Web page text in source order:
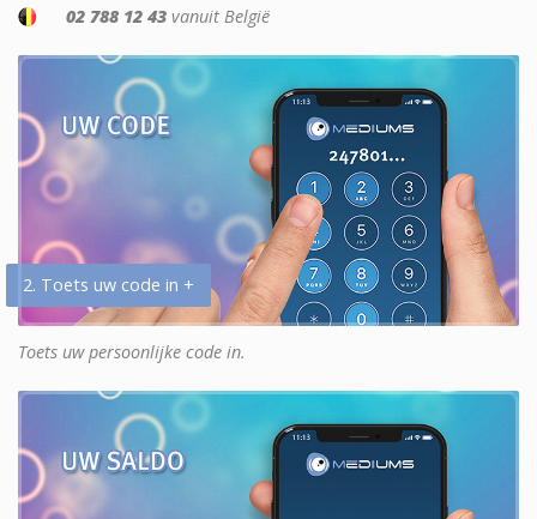
02 788 12 43 vanuit België
2. Toets uw code in +
Toets uw persoonlijke code in.